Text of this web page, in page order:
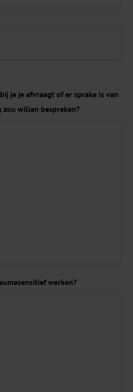
je je afvraagt of er sprake is van
zou willen bespreken?
werken?